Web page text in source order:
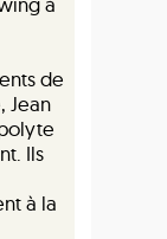
de
Jean
Ils
à la